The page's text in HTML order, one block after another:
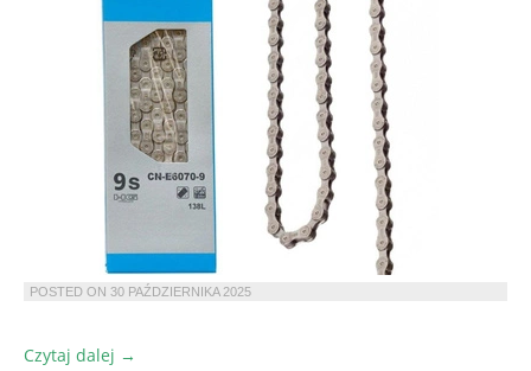
POSTED ON 30 PAŹDZIERNIKA 2025
Czytaj dalej „Jak
→